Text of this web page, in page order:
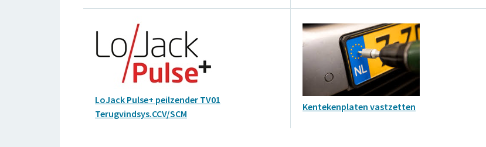
LoJack Pulse+ peilzender TV01
Terugvindsys.CCV/SCM
Kentekenplaten vastzetten